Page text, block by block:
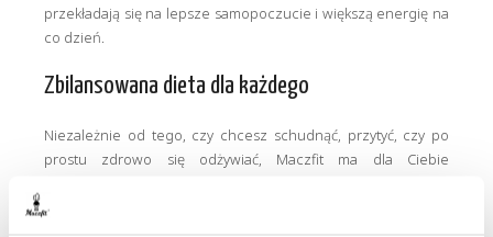
przekładają się na lepsze samopoczucie i większą energię na
co dzień.
Zbilansowana dieta dla każdego
Niezależnie od tego, czy chcesz schudnąć, przytyć, czy po
prostu zdrowo się odżywiać, Maczfit ma dla Ciebie
dostosowujemy do indywidualnych potrzeb naszych klientów,